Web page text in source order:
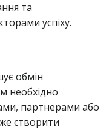
та
успіху.
обмін
необхідно
партнерами або
створити